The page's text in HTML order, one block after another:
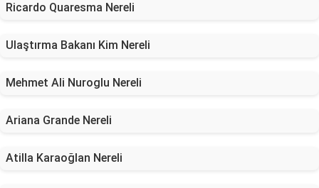
Ricardo Quaresma Nereli
Ulaştırma Bakanı Kim Nereli
Mehmet Ali Nuroglu Nereli
Ariana Grande Nereli
Atilla Karaoğlan Nereli